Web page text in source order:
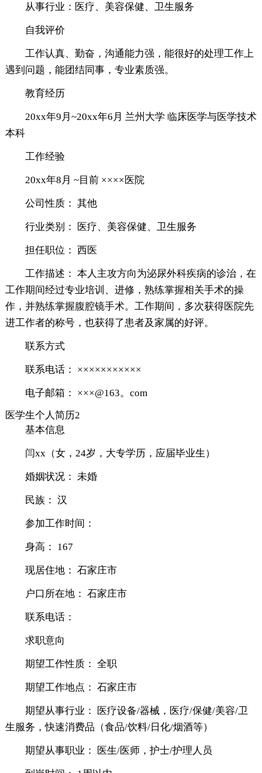
从事行业：医疗、美容保健、卫生服务
自我评价
工作认真、勤奋，沟通能力强，能很好的处理工作上
遇到问题，能团结同事，专业素质强。
教育经历
20xx年9月~20xx年6月 兰州大学 临床医学与医学技术
本科
工作经验
20xx年8月 ~目前 ××××医院
公司性质： 其他
行业类别： 医疗、美容保健、卫生服务
担任职位： 西医
工作描述： 本人主攻方向为泌尿外科疾病的诊治，在
工作期间经过专业培训、进修，熟练掌握相关手术的操
作，并熟练掌握腹腔镜手术。工作期间，多次获得医院先
进工作者的称号，也获得了患者及家属的好评。
联系方式
联系电话： ×××××××××××
电子邮箱： ×××@163。com
医学生个人简历2
基本信息
闫xx（女，24岁，大专学历，应届毕业生）
婚姻状况： 未婚
民族： 汉
参加工作时间：
身高： 167
现居住地： 石家庄市
户口所在地： 石家庄市
联系电话：
求职意向
期望工作性质： 全职
期望工作地点： 石家庄市
期望从事行业： 医疗设备/器械，医疗/保健/美容/卫
生服务，快速消费品（食品/饮料/日化/烟酒等）
期望从事职业： 医生/医师，护士/护理人员